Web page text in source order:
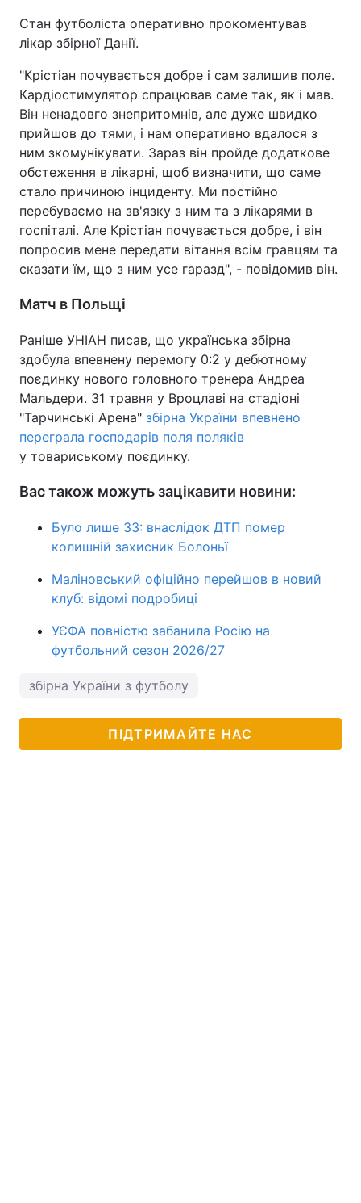
Стан футболіста оперативно прокоментував
лікар збірної Данії.
"Крістіан почувається добре і сам залишив поле.
Кардіостимулятор спрацював саме так, як і мав.
Він ненадовго знепритомнів, але дуже швидко
прийшов до тями, і нам оперативно вдалося з
ним зкомунікувати. Зараз він пройде додаткове
обстеження в лікарні, щоб визначити, що саме
стало причиною інциденту. Ми постійно
перебуваємо на зв'язку з ним та з лікарями в
госпіталі. Але Крістіан почувається добре, і він
попросив мене передати вітання всім гравцям та
сказати їм, що з ним усе гаразд", - повідомив він.
Матч в Польщі
Раніше УНІАН писав, що українська збірна
здобула впевнену перемогу 0:2 у дебютному
поєдинку нового головного тренера Андреа
Мальдери. 31 травня у Вроцлаві на стадіоні
"Тарчинські Арена" збірна України впевнено
переграла господарів поля поляків
у товариському поєдинку.
Вас також можуть зацікавити новини:
Було лише 33: внаслідок ДТП помер
колишній захисник Болоньї
Маліновський офіційно перейшов в новий
клуб: відомі подробиці
УЄФА повністю забанила Росію на
футбольний сезон 2026/27
збірна України з футболу
ПІДТРИМАЙТЕ НАС